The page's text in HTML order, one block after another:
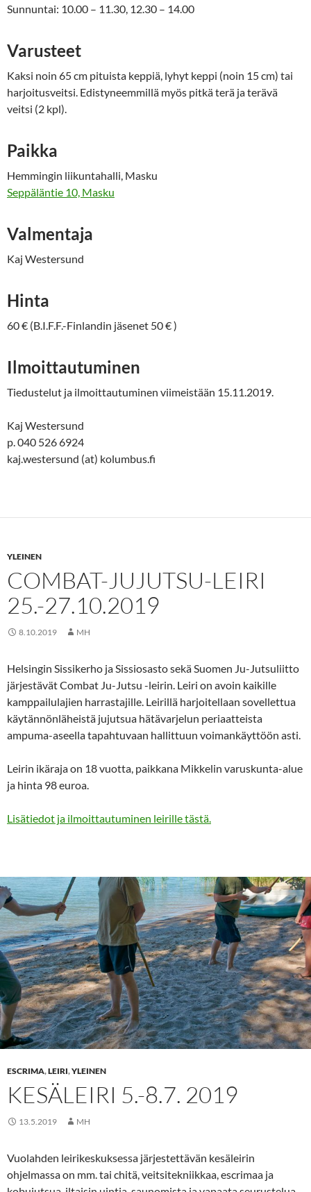
Sunnuntai: 10.00 – 11.30, 12.30 – 14.00
Varusteet
Kaksi noin 65 cm pituista keppiä, lyhyt keppi (noin 15 cm) tai
harjoitusveitsi. Edistyneemmillä myös pitkä terä ja terävä
veitsi (2 kpl).
Paikka
Hemmingin liikuntahalli, Masku
Seppäläntie 10, Masku
Valmentaja
Kaj Westersund
Hinta
60 € (B.I.F.F.-Finlandin jäsenet 50 € )
Ilmoittautuminen
Tiedustelut ja ilmoittautuminen viimeistään 15.11.2019.
Kaj Westersund
p. 040 526 6924
kaj.westersund (at) kolumbus.fi
YLEINEN
COMBAT-JUJUTSU-LEIRI
25.-27.10.2019
8.10.2019 MH
Helsingin Sissikerho ja Sissiosasto sekä Suomen Ju-Jutsuliitto
järjestävät Combat Ju-Jutsu -leirin. Leiri on avoin kaikille
kamppailulajien harrastajille. Leirillä harjoitellaan sovellettua
käytännönläheistä jujutsua hätävarjelun periaatteista
ampuma-aseella tapahtuvaan hallittuun voimankäyttöön asti.
Leirin ikäraja on 18 vuotta, paikkana Mikkelin varuskunta-alue
ja hinta 98 euroa.
Lisätiedot ja ilmoittautuminen leirille tästä.
ESCRIMA,LEIRI,YLEINEN
KESÄLEIRI 5.-8.7. 2019
13.5.2019 MH
Vuolahden leirikeskuksessa järjestettävän kesäleirin
ohjelmassa on mm. tai chitä, veitsitekniikkaa, escrimaa ja